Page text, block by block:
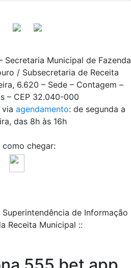
Secretaria Municipal de Fazenda
/ Subsecretaria de Receita
6.620 – Sede – Contagem –
– CEP 32.040-000
agendamento: de segunda a
das 8h às 16h
como chegar:
de Informação
Receita Municipal ::